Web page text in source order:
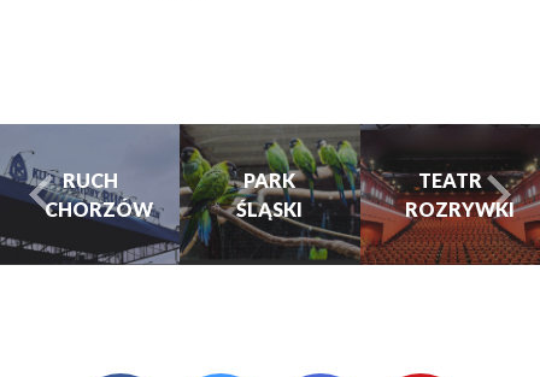
RUCH
CHORZÓW
PARK
ŚLĄSKI
TEATR
ROZRYWKI
turysta.Previous